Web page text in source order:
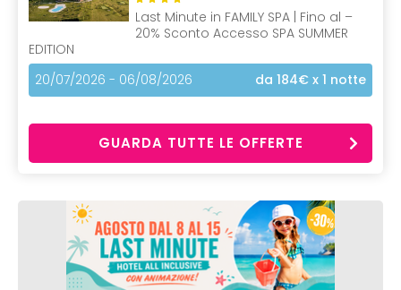
Last Minute in FAMILY SPA | Fino al –
20% Sconto Accesso SPA SUMMER
EDITION
20/07/2026 - 06/08/2026
da 184€ x 1 notte
GUARDA TUTTE LE OFFERTE